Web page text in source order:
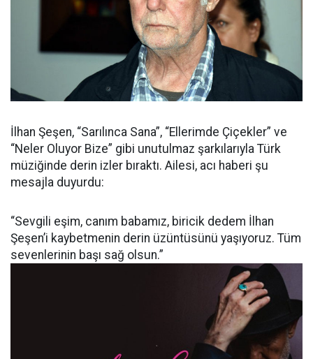
İlhan Şeşen, “Sarılınca Sana”, “Ellerimde Çiçekler” ve
“Neler Oluyor Bize” gibi unutulmaz şarkılarıyla Türk
müziğinde derin izler bıraktı. Ailesi, acı haberi şu
mesajla duyurdu:
“Sevgili eşim, canım babamız, biricik dedem İlhan
Şeşen’i kaybetmenin derin üzüntüsünü yaşıyoruz. Tüm
sevenlerinin başı sağ olsun.”